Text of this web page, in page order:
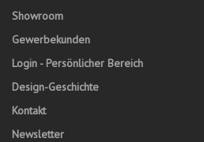
Showroom
Gewerbekunden
Login - Persönlicher Bereich
Design-Geschichte
Kontakt
Newsletter